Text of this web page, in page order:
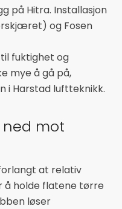
på Hitra. Installasjon
og Fosen
fuktighet og
mye å gå på,
i Harstad luftteknikk.
mot
at relativ
å holde flatene tørre
løser